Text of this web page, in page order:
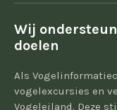
Wij
doelen
Als
vogelexcursies en
Vogeleiland. Deze